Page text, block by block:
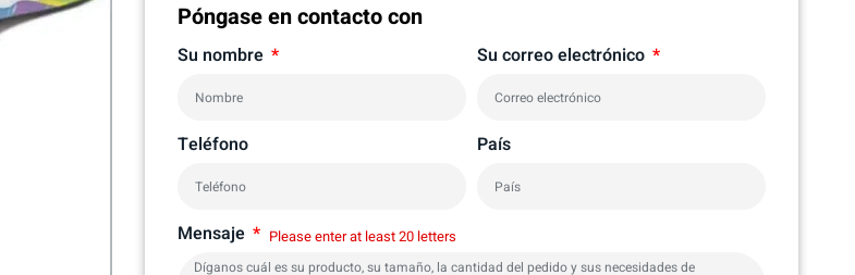
Póngase en contacto con
Su nombre Su correo electrónico
Teléfono País
Mensaje Please enter at least 20 letters